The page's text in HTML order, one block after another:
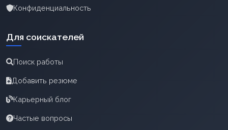
Конфиденциальность
Для соискателей
Поиск работы
Добавить резюме
Карьерный блог
Частые вопросы